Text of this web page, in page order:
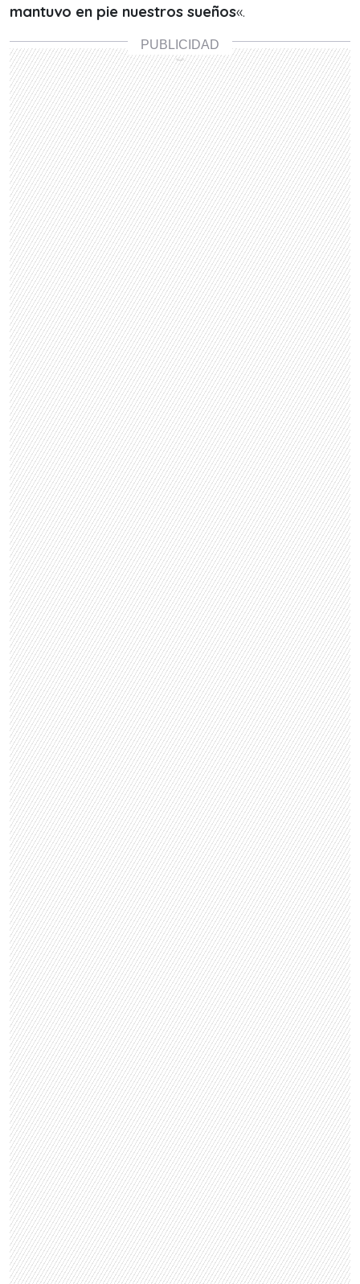
mantuvo en pie nuestros sueños«.